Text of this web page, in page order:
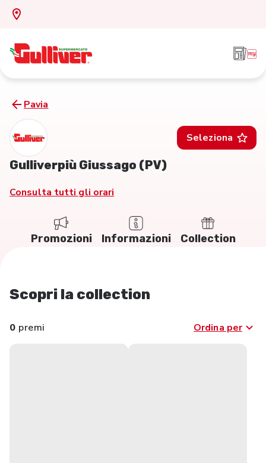
Pavia
Seleziona
Gulliverpiù Giussago (PV)
Consulta tutti gli orari
Promozioni Informazioni Collection
Scopri la collection
0 premi Ordina per